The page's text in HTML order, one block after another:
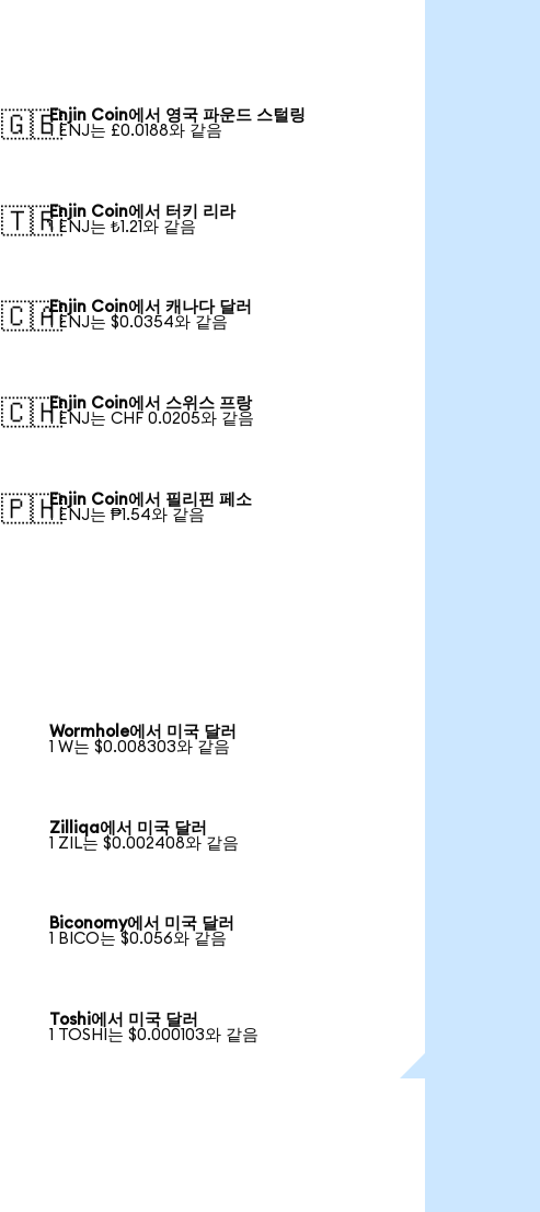
🇬🇧Enjin Coin에서 영국 파운드 스털링
1 ENJ는 £0.0188와 같음
🇹🇷Enjin Coin에서 터키 리라
1 ENJ는 ₺1.21와 같음
🇨🇦Enjin Coin에서 캐나다 달러
1 ENJ는 $0.0354와 같음
🇨🇭Enjin Coin에서 스위스 프랑
1 ENJ는 CHF 0.0205와 같음
🇵🇭Enjin Coin에서 필리핀 페소
1 ENJ는 ₱1.54와 같음
Wormhole에서 미국 달러
1 W는 $0.008303와 같음
Zilliqa에서 미국 달러
1 ZIL는 $0.002408와 같음
Biconomy에서 미국 달러
1 BICO는 $0.056와 같음
Toshi에서 미국 달러
1 TOSHI는 $0.000103와 같음